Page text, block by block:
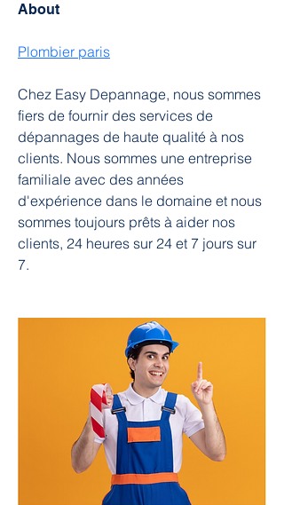
About
Plombier paris
Chez Easy Depannage, nous sommes
fiers de fournir des services de
dépannages de haute qualité à nos
clients. Nous sommes une entreprise
familiale avec des années
d'expérience dans le domaine et nous
sommes toujours prêts à aider nos
clients, 24 heures sur 24 et 7 jours sur
7.